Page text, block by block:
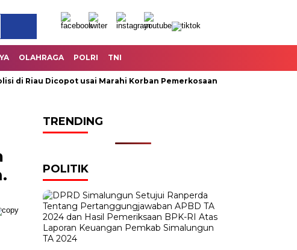
OLAHRAGA POLRI TNI
Riau Dicopot usai Marahi Korban Pemerkosaan
TRENDING
POLITIK